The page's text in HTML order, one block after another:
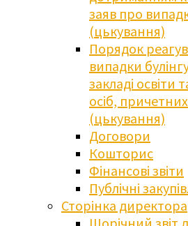
заяв про
(цькування)
Порядок
випадки
закладі освіти
осіб,
(цькування)
Договори
Кошторис
Фінансові звіти
Публічні
Сторінка директора